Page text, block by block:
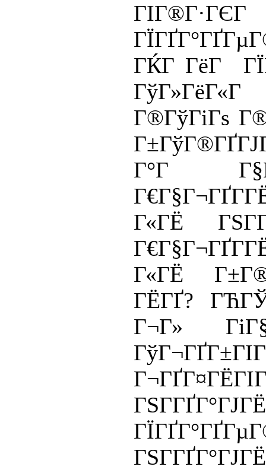
ГІГ®Г·ГЄГ
ГЌГ ГёГ
Г®ГўГіГѕ
Г°Г
Г«ГЁ
Г«ГЁ
ГЁГҐ?
Г¬Г»